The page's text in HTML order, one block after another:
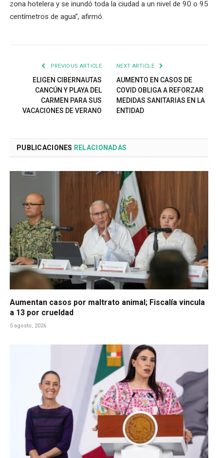
zona hotelera y se inundó toda la ciudad a un nivel de 90 o 95
centímetros de agua”, afirmó.
PREVIOUS ARTICLE
ELIGEN CIBERNAUTAS
CANCÚN Y PLAYA DEL
CARMEN PARA SUS
VACACIONES DE VERANO
NEXT ARTICLE
AUMENTO EN CASOS DE
COVID OBLIGA A REFORZAR
MEDIDAS SANITARIAS EN LA
ENTIDAD
PUBLICACIONES RELACIONADAS
Aumentan casos por maltrato animal; Fiscalía vincula
a 13 por crueldad
5 agosto, 2026